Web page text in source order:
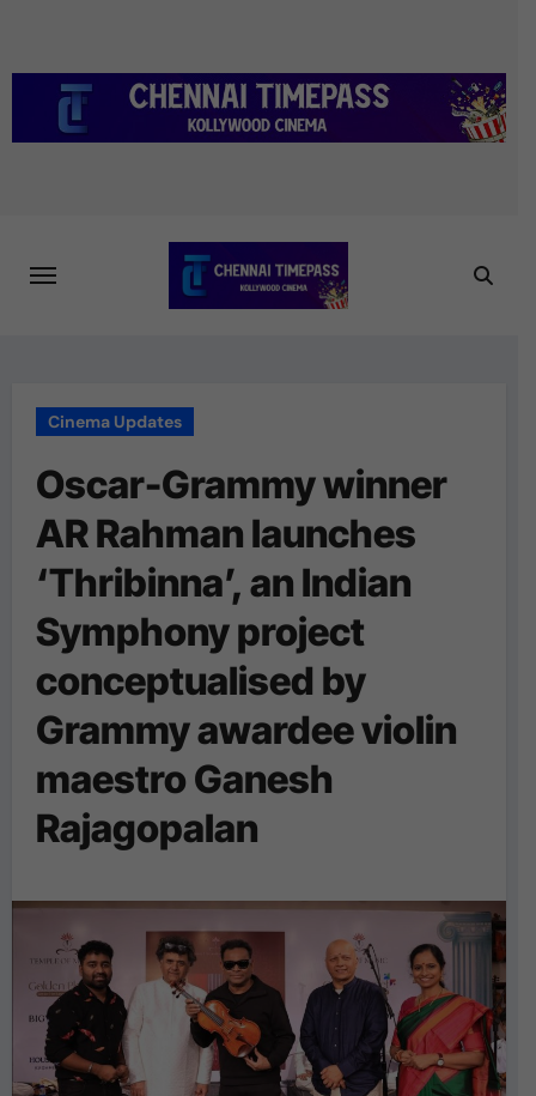
content
Cinema Updates
Oscar-Grammy winner
AR Rahman launches
‘Thribinna’, an Indian
Symphony project
conceptualised by
Grammy awardee violin
maestro Ganesh
Rajagopalan